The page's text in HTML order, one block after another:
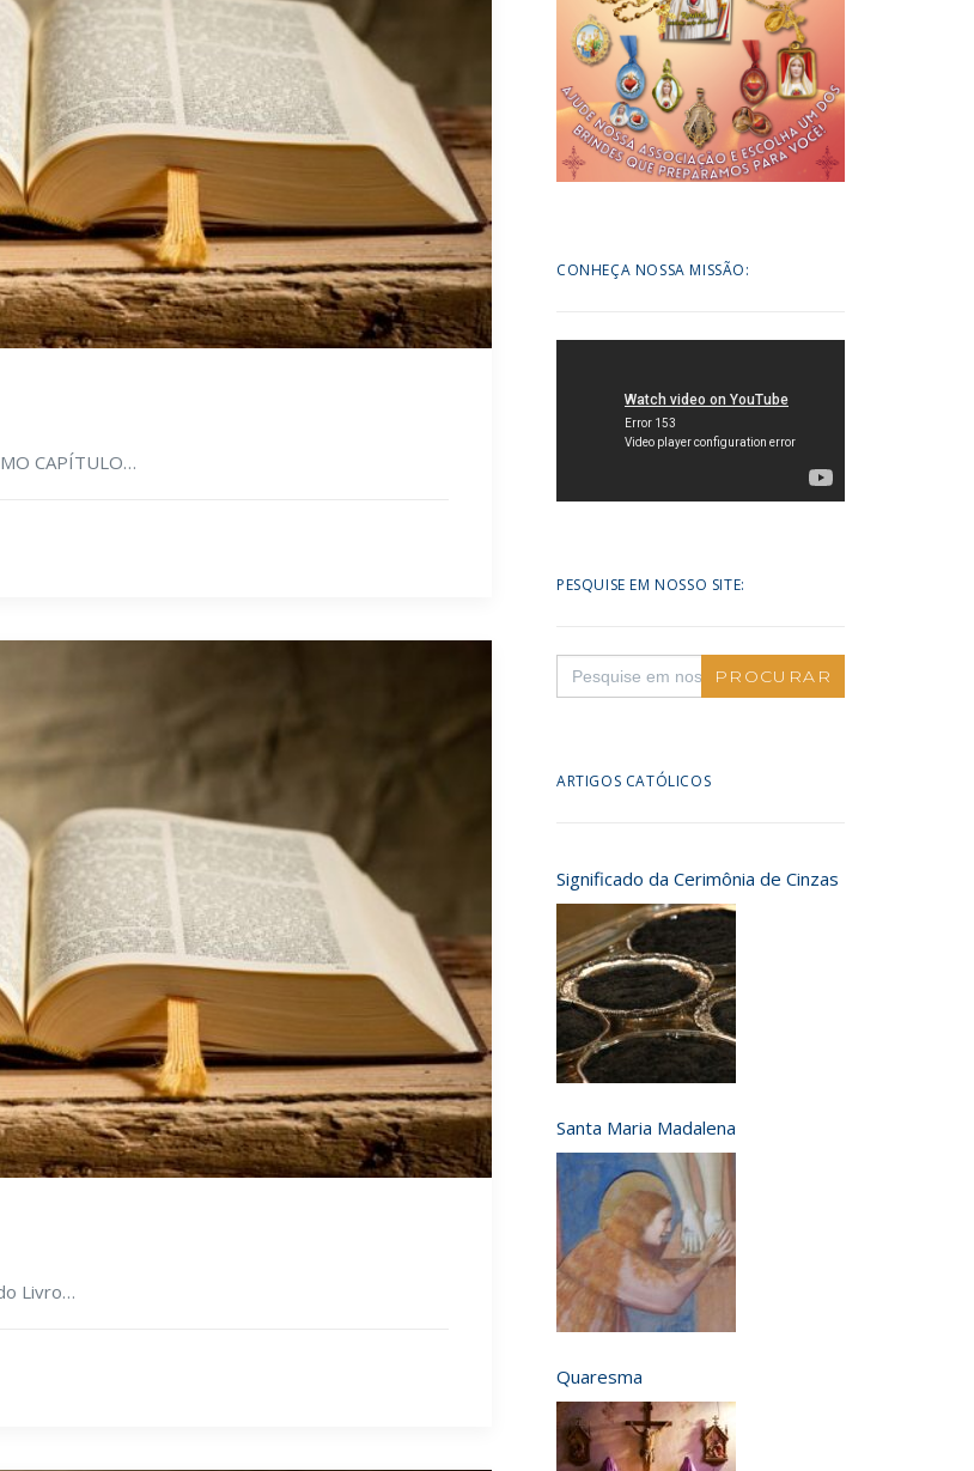
CAPÍTULO…
Livro…
CONHEÇA NOSSA MISSÃO:
PESQUISE EM NOSSO SITE:
Search
for:
ARTIGOS CATÓLICOS
Significado da Cerimônia de Cinzas
Santa Maria Madalena
Quaresma